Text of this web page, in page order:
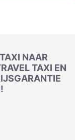
NAAR
TAXI EN